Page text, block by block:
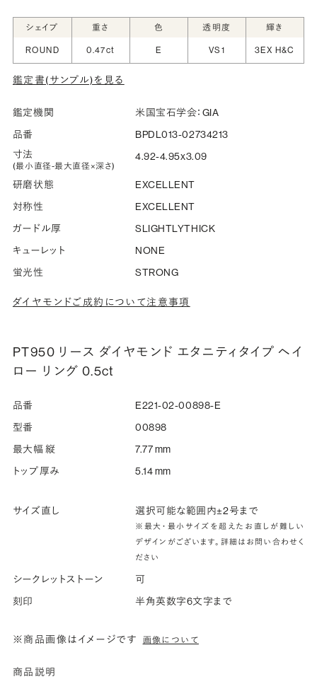
シークレットストーン：指輪の内側に留める宝石のこ
と
指輪の内側に、誕生石やピンクダイヤモンドなど、お好みの
宝石を選んでセッティングすることができます。ショッピング
詳しく見る
シェイプ 重さ 色 透明度 輝き
ROUND 0.47ct E VS1 3EX H&C
鑑定書(サンプル)を見る
鑑定機関
米国宝石学会：GIA
品番
BPDL013-02734213
寸法
(最小直径-最大直径×深さ)
4.92-4.95x3.09
研磨状態
EXCELLENT
対称性
EXCELLENT
ガードル厚
SLIGHTLYTHICK
キューレット
NONE
蛍光性
STRONG
ダイヤモンドご成約について注意事項
PT950 リース ダイヤモンド エタニティタイプ ヘイ
ロー リング 0.5ct
品番
E221-02-00898-E
型番
00898
最大幅 縦
7.77 mm
トップ厚み
5.14 mm
サイズ直し 選択可能な範囲内±2号まで
※最大・最小サイズを超えたお直しが難しい
デザインがございます。詳細はお問い合わせく
ださい
シークレットストーン
可
刻印
半角英数字6文字まで
※商品画像はイメージです 画像について
商品説明